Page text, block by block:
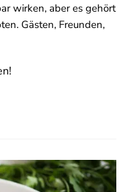
wirken, aber es gehört
Gästen, Freunden,